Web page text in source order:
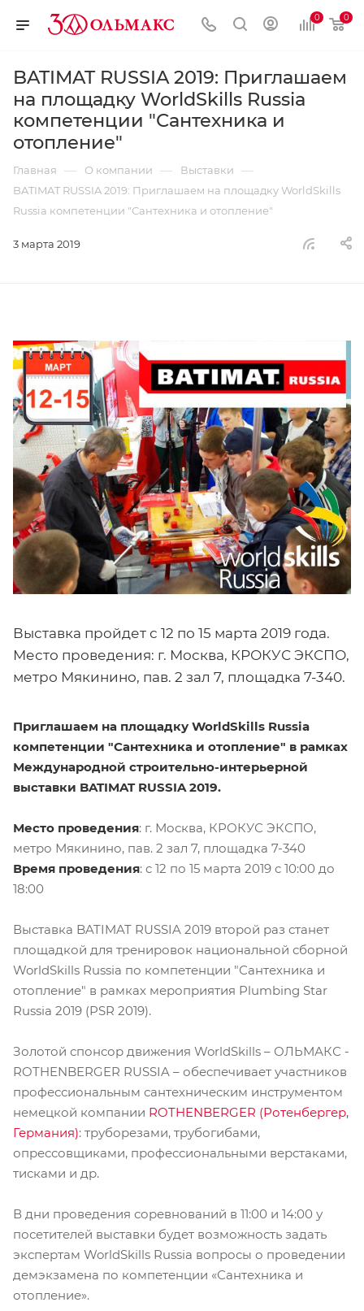
0 0
BATIMAT RUSSIA 2019: Приглашаем
на площадку WorldSkills Russia
компетенции "Сантехника и
отопление"
Главная — О компании — Выставки —
BATIMAT RUSSIA 2019: Приглашаем на площадку WorldSkills
Russia компетенции "Сантехника и отопление"
3 марта 2019
Выставка пройдет с 12 по 15 марта 2019 года.
Место проведения: г. Москва, КРОКУС ЭКСПО,
метро Мякинино, пав. 2 зал 7, площадка 7-340.
Приглашаем на площадку WorldSkills Russia
компетенции "Сантехника и отопление" в рамках
Международной строительно-интерьерной
выставки BATIMAT RUSSIA 2019.
Место проведения: г. Москва, КРОКУС ЭКСПО,
метро Мякинино, пав. 2 зал 7, площадка 7-340
Время проведения: c 12 по 15 марта 2019 с 10:00 до
18:00
Выставка BATIMAT RUSSIA 2019 второй раз станет
площадкой для тренировок национальной сборной
WorldSkills Russia по компетенции "Сантехника и
отопление" в рамках мероприятия Plumbing Star
Russia 2019 (PSR 2019).
Золотой спонсор движения WorldSkills – ОЛЬМАКС -
ROTHENBERGER RUSSIA – обеспечивает участников
профессиональным сантехническим инструментом
немецкой компании ROTHENBERGER (Ротенбергер,
Германия): труборезами, трубогибами,
опрессовщиками, профессиональными верстаками,
тисками и др.
В дни проведения соревнований в 11:00 и 14:00 у
посетителей выставки будет возможность задать
экспертам WorldSkills Russia вопросы о проведении
демэкзамена по компетенции «Сантехника и
отопление».